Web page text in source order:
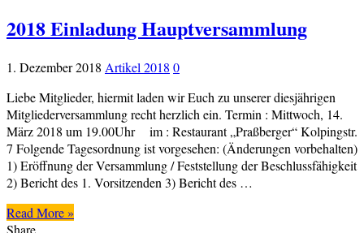
2018 Einladung Hauptversammlung
1. Dezember 2018 Artikel 2018 0
Liebe Mitglieder, hiermit laden wir Euch zu unserer diesjährigen
Mitgliederversammlung recht herzlich ein. Termin : Mittwoch, 14.
März 2018 um 19.00Uhr im : Restaurant „Praßberger“ Kolpingstr.
7 Folgende Tagesordnung ist vorgesehen: (Änderungen vorbehalten)
1) Eröffnung der Versammlung / Feststellung der Beschlussfähigkeit
2) Bericht des 1. Vorsitzenden 3) Bericht des …
Read More »
Share